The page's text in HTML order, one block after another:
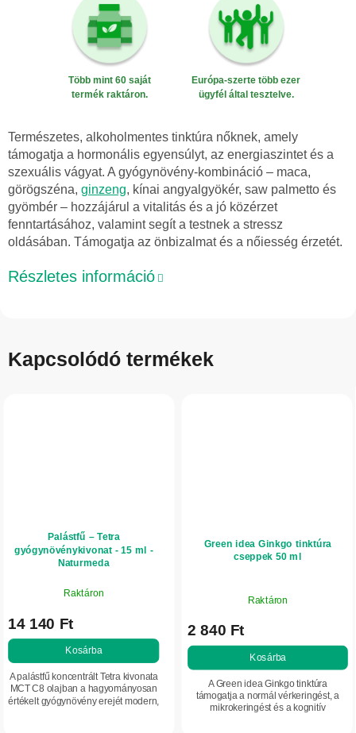
Több mint 60 saját
termék raktáron.
Európa-szerte több ezer
ügyfél által tesztelve.
Természetes, alkoholmentes tinktúra nőknek, amely
támogatja a hormonális egyensúlyt, az energiaszintet és a
szexuális vágyat. A gyógynövény-kombináció – maca,
görögszéna, ginzeng, kínai angyalgyökér, saw palmetto és
gyömbér – hozzájárul a vitalitás és a jó közérzet
fenntartásához, valamint segít a testnek a stressz
oldásában. Támogatja az önbizalmat és a nőiesség érzetét.
Részletes információ
Kapcsolódó termékek
Palástfű – Tetra
gyógynövénykivonat - 15 ml -
Naturmeda
Raktáron
14 140 Ft
Kosárba
A palástfű koncentrált Tetra kivonata
MCT C8 olajban a hagyományosan
értékelt gyógynövény erejét modern,
Green idea Ginkgo tinktúra
cseppek 50 ml
Raktáron
2 840 Ft
Kosárba
A Green idea Ginkgo tinktúra
támogatja a normál vérkeringést, a
mikrokeringést és a kognitív